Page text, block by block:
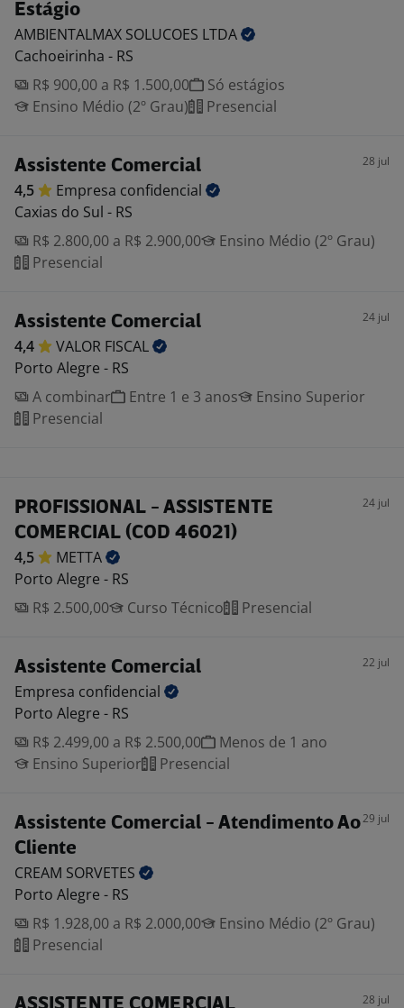
Estágio
AMBIENTALMAX SOLUCOES LTDA
Cachoeirinha - RS
R$ 900,00 a R$ 1.500,00
Só estágios
Ensino Médio (2º Grau)
Presencial
Assistente Comercial 28 jul
4,5 Empresa confidencial
Caxias do Sul - RS
R$ 2.800,00 a R$ 2.900,00
Ensino Médio (2º Grau)
Presencial
Assistente Comercial 24 jul
4,4 VALOR FISCAL
Porto Alegre - RS
A combinar
Entre 1 e 3 anos
Ensino Superior
Presencial
PROFISSIONAL - ASSISTENTE
COMERCIAL (COD 46021)
24 jul
4,5
METTA
Porto Alegre - RS
R$ 2.500,00
Curso Técnico Presencial
Assistente Comercial 22 jul
Empresa confidencial
Porto Alegre - RS
R$ 2.499,00 a R$ 2.500,00
Menos de 1 ano
Ensino Superior
Presencial
Assistente Comercial - Atendimento Ao
Cliente
29 jul
CREAM SORVETES
Porto Alegre - RS
R$ 1.928,00 a R$ 2.000,00
Ensino Médio (2º Grau)
Presencial
28 jul